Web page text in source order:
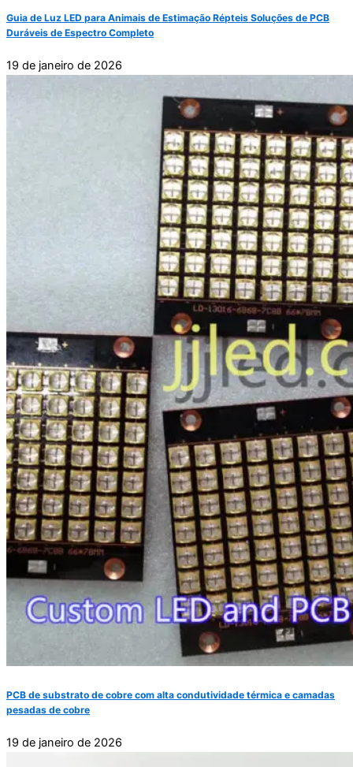
Guia de Luz LED para Animais de Estimação Répteis Soluções de PCB
Duráveis de Espectro Completo
19 de janeiro de 2026
PCB de substrato de cobre com alta condutividade térmica e camadas
pesadas de cobre
19 de janeiro de 2026